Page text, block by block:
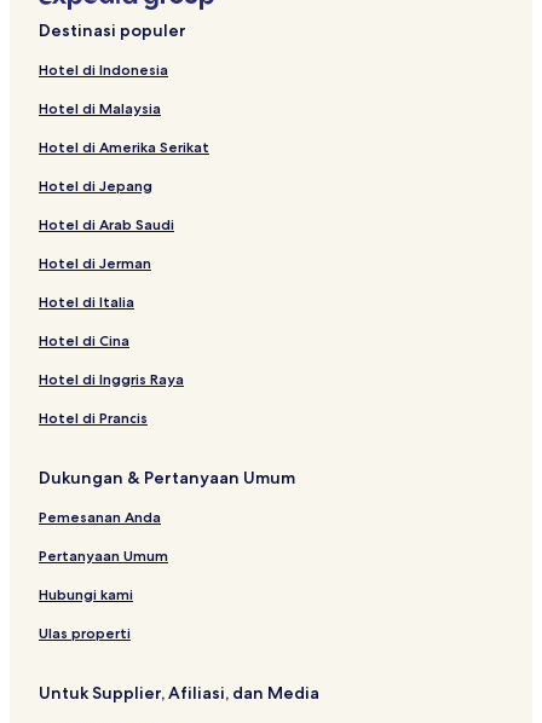
Hotel Mewah di Makkah
Hotel di Baḩrat al Qadīmah
Hotel di Al Naseem
Hotel dekat Gua Hira
Hotel dekat 60th Street
Hotel dengan Pusat Kebugaran di Makkah
Hotel Bintang 5 di Makkah
Hotel di Al ‘Utaybiyah
Hotel dekat Halaman Alkhalil
Hotel Bintang 4 di Makkah
Hotel dekat Menara Jam
Hotel di Al Andalus
Hotel dengan Kolam Renang di Mekah
Hotel dekat Sumur Zamzam
Hotel dekat Pameran As-Haabee
Hotel Keluarga di Ajyad
Destinasi populer
Hotel di Indonesia
Hotel di Malaysia
Hotel di Amerika Serikat
Hotel di Jepang
Hotel di Arab Saudi
Hotel di Jerman
Hotel di Italia
Hotel di Cina
Hotel di Inggris Raya
Hotel di Prancis
Dukungan & Pertanyaan Umum
Pemesanan Anda
Pertanyaan Umum
Hubungi kami
Ulas properti
Untuk Supplier, Afiliasi, dan Media